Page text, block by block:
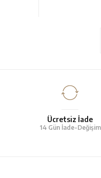
Ücretsiz İade
14 Gün İade-Değişim